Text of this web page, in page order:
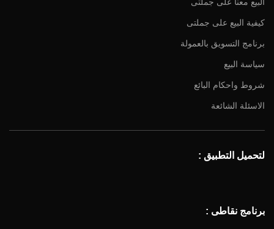
كيفية البيع على جملتى
برنامج التسويق بالعمولة
سياسة البيع
شروط واحكام البائع
الاسئلة الشائعة
لتحميل التطبيق :
برنامج نقاطى :